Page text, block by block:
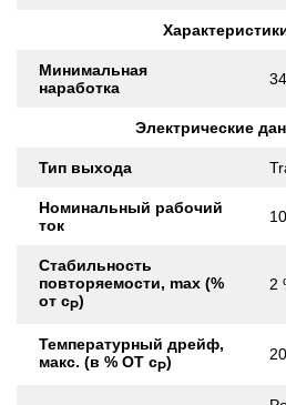
Минимальная
наработка
Электрические
Тип выхода
Номинальный рабочий
ток
Стабильность
повторяемости, max (%
от сР)
2
Температурный дрейф,
макс. (в % ОТ сР)